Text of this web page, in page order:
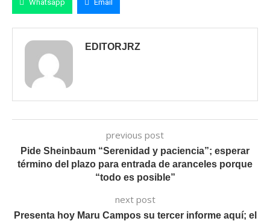
Whatsapp Email
EDITORJRZ
previous post
Pide Sheinbaum “Serenidad y paciencia”; esperar
término del plazo para entrada de aranceles porque
“todo es posible”
next post
Presenta hoy Maru Campos su tercer informe aquí; el